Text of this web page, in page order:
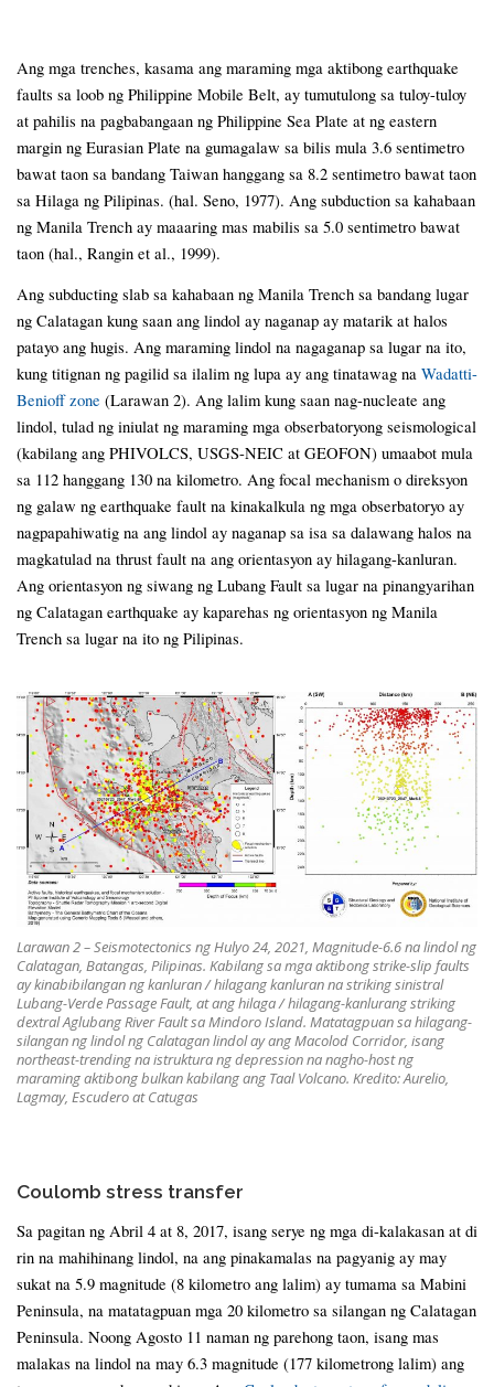
Ang mga trenches, kasama ang maraming mga aktibong earthquake
faults sa loob ng Philippine Mobile Belt, ay tumutulong sa tuloy-tuloy
at pahilis na pagbabangaan ng Philippine Sea Plate at ng eastern
margin ng Eurasian Plate na gumagalaw sa bilis mula 3.6 sentimetro
bawat taon sa bandang Taiwan hanggang sa 8.2 sentimetro bawat taon
sa Hilaga ng Pilipinas. (hal. Seno, 1977). Ang subduction sa kahabaan
ng Manila Trench ay maaaring mas mabilis sa 5.0 sentimetro bawat
taon (hal., Rangin et al., 1999).
Ang subducting slab sa kahabaan ng Manila Trench sa bandang lugar
ng Calatagan kung saan ang lindol ay naganap ay matarik at halos
patayo ang hugis. Ang maraming lindol na nagaganap sa lugar na ito,
kung titignan ng pagilid sa ilalim ng lupa ay ang tinatawag na Wadatti-
Benioff zone (Larawan 2). Ang lalim kung saan nag-nucleate ang
lindol, tulad ng iniulat ng maraming mga obserbatoryong seismological
(kabilang ang PHIVOLCS, USGS-NEIC at GEOFON) umaabot mula
sa 112 hanggang 130 na kilometro. Ang focal mechanism o direksyon
ng galaw ng earthquake fault na kinakalkula ng mga obserbatoryo ay
nagpapahiwatig na ang lindol ay naganap sa isa sa dalawang halos na
magkatulad na thrust fault na ang orientasyon ay hilagang-kanluran.
Ang orientasyon ng siwang ng Lubang Fault sa lugar na pinangyarihan
ng Calatagan earthquake ay kaparehas ng orientasyon ng Manila
Trench sa lugar na ito ng Pilipinas.
Larawan 2 – Seismotectonics ng Hulyo 24, 2021, Magnitude-6.6 na lindol ng
Calatagan, Batangas, Pilipinas. Kabilang sa mga aktibong strike-slip faults
ay kinabibilangan ng kanluran / hilagang kanluran na striking sinistral
Lubang-Verde Passage Fault, at ang hilaga / hilagang-kanlurang striking
dextral Aglubang River Fault sa Mindoro Island. Matatagpuan sa hilagang-
silangan ng lindol ng Calatagan lindol ay ang Macolod Corridor, isang
northeast-trending na istruktura ng depression na nagho-host ng
maraming aktibong bulkan kabilang ang Taal Volcano. Kredito: Aurelio,
Lagmay, Escudero at Catugas
Coulomb stress transfer
Sa pagitan ng Abril 4 at 8, 2017, isang serye ng mga di-kalakasan at di
rin na mahihinang lindol, na ang pinakamalas na pagyanig ay may
sukat na 5.9 magnitude (8 kilometro ang lalim) ay tumama sa Mabini
Peninsula, na matatagpuan mga 20 kilometro sa silangan ng Calatagan
Peninsula. Noong Agosto 11 naman ng parehong taon, isang mas
malakas na lindol na may 6.3 magnitude (177 kilometrong lalim) ang